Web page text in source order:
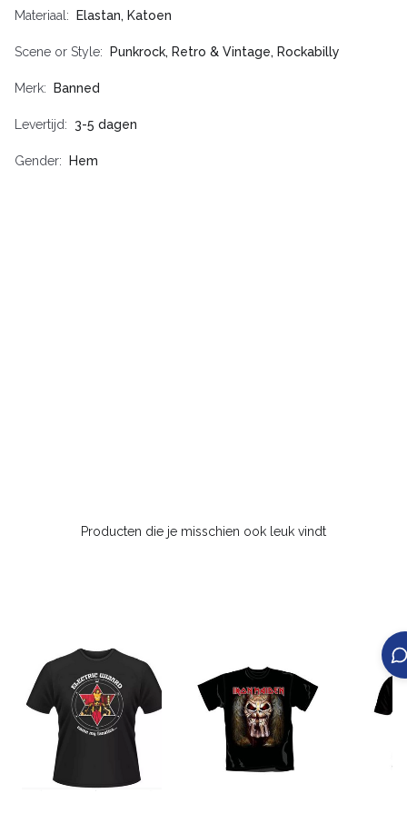
Materiaal Elastan, Katoen
Scene or Style Punkrock, Retro & Vintage, Rockabilly
Merk Banned
Levertijd 3-5 dagen
Gender Hem
Producten die je misschien ook leuk vindt